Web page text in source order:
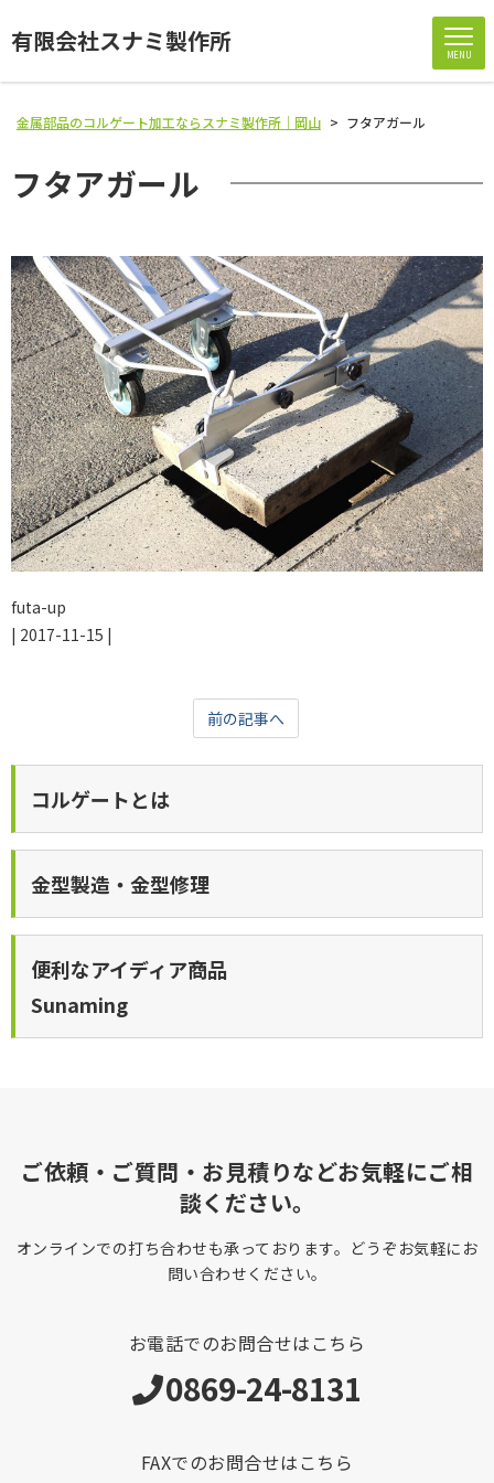
有限会社スナミ製作所 MENU
金属部品のコルゲート加工ならスナミ製作所｜岡山 > フタアガール
フタアガール
futa-up
| 2017-11-15 |
前の記事へ
コルゲートとは
金型製造・金型修理
便利なアイディア商品
Sunaming
ご依頼・ご質問・お見積りなどお気軽にご相
談ください。
オンラインでの打ち合わせも承っております。どうぞお気軽にお
問い合わせください。
お電話でのお問合せはこちら
0869-24-8131
FAXでのお問合せはこちら